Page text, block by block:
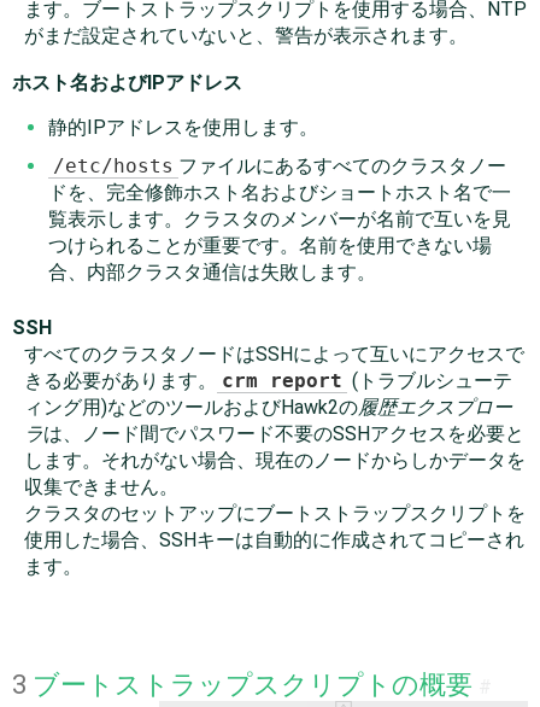
ます。ブートストラップスクリプトを使用する場合、NTP
がまだ設定されていないと、警告が表示されます。
ホスト名およびIPアドレス
静的IPアドレスを使用します。
/etc/hosts ファイルにあるすべてのクラスタノー
ドを、完全修飾ホスト名およびショートホスト名で一
覧表示します。クラスタのメンバーが名前で互いを見
つけられることが重要です。名前を使用できない場
合、内部クラスタ通信は失敗します。
SSH
すべてのクラスタノードはSSHによって互いにアクセスで
きる必要があります。
crm report (トラブルシューテ
ィング用)などのツールおよびHawk2の履歴エクスプロー
ラは、ノード間でパスワード不要のSSHアクセスを必要と
します。それがない場合、現在のノードからしかデータを
収集できません。
クラスタのセットアップにブートストラップスクリプトを
使用した場合、SSHキーは自動的に作成されてコピーされ
ます。
3 ブートストラップスクリプトの概要